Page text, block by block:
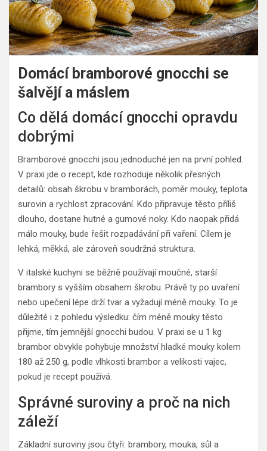
Domácí bramborové gnocchi se
šalvějí a máslem
Co dělá domácí gnocchi opravdu
dobrými
Bramborové gnocchi jsou jednoduché jen na první pohled.
V praxi jde o recept, kde rozhoduje několik přesných
detailů: obsah škrobu v bramborách, poměr mouky, teplota
surovin a rychlost zpracování. Kdo připravuje těsto příliš
dlouho, dostane hutné a gumové noky. Kdo naopak přidá
málo mouky, bude řešit rozpadávání při vaření. Cílem je
lehká, měkká, ale zároveň soudržná struktura.
V italské kuchyni se běžně používají moučné, starší
brambory s vyšším obsahem škrobu. Právě ty po uvaření
nebo upečení lépe drží tvar a vyžadují méně mouky. To je
důležité i z pohledu výsledku: čím méně mouky těsto
přijme, tím jemnější gnocchi budou. V praxi se u 1 kg
brambor obvykle pohybuje množství hladké mouky kolem
180 až 250 g, podle vlhkosti brambor a velikosti vajec,
pokud je recept používá.
Správné suroviny a proč na nich
záleží
Základní suroviny jsou čtyři: brambory, mouka, sůl a